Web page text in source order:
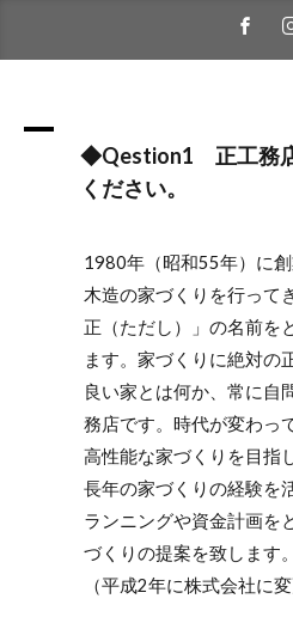
A
◆Qestion1 正工務
ください。
1980年（昭和55年）に
木造の家づくりを行って
正（ただし）」の名前を
ます。家づくりに絶対の
良い家とは何か、常に自
務店です。時代が変わっ
高性能な家づくりを目指
長年の家づくりの経験を
ランニングや資金計画を
づくりの提案を致します。
（平成2年に株式会社に